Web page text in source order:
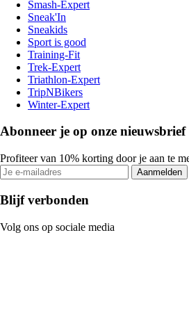
Smash-Expert
Sneak'In
Sneakids
Sport is good
Training-Fit
Trek-Expert
Triathlon-Expert
TripNBikers
Winter-Expert
Abonneer je op onze nieuwsbrief
Profiteer van 10% korting door je aan te
Aanmelden
Blijf verbonden
Volg ons op sociale media